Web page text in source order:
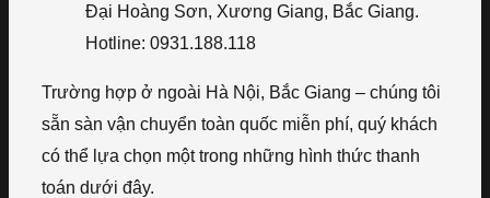
Đại Hoàng Sơn, Xương Giang, Bắc Giang.
Hotline: 0931.188.118
Trường hợp ở ngoài Hà Nội, Bắc Giang – chúng tôi
sẵn sàn vận chuyển toàn quốc miễn phí, quý khách
có thể lựa chọn một trong những hình thức thanh
toán dưới đây.